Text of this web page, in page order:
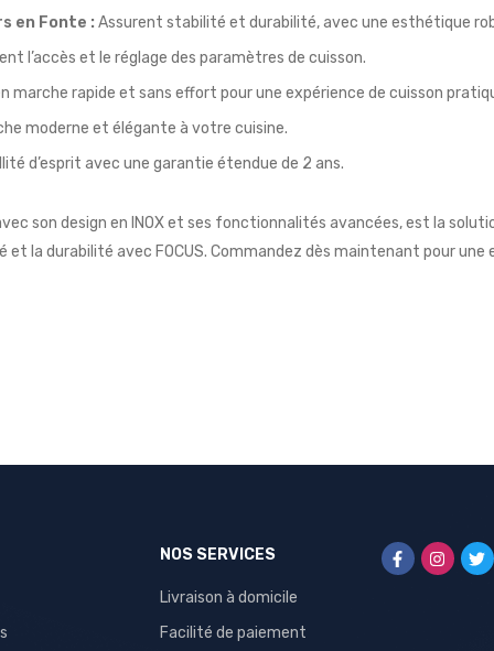
en Fonte : Assurent stabilité et durabilité, avec une esthétique
l’accès et le réglage des paramètres de cuisson.
marche rapide et sans effort pour une expérience de cuisson
moderne et élégante à votre cuisine.
d’esprit avec une garantie étendue de 2 ans.
avec son design en INOX et ses fonctionnalités avancées, est la
la durabilité avec FOCUS. Commandez dès maintenant pour une
NOS SERVICES
Livraison à domicile
Facilité de paiement